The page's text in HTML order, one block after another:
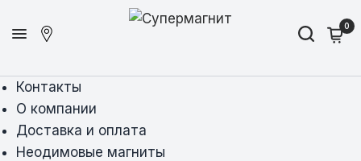
0
Контакты
О компании
Доставка и оплата
Неодимовые магниты